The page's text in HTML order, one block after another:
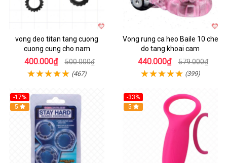
vong deo titan tang cuong
cuong cung cho nam
400.000₫ 500.000₫
(467)
Vong rung ca heo Baile 10 che
do tang khoai cam
440.000₫ 579.000₫
(399)
-17%
5
-33%
Hot
5